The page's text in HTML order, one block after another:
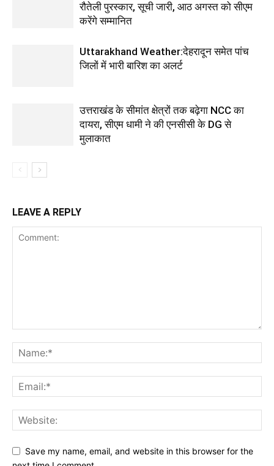
रौतेली पुरस्कार, सूची जारी, आठ अगस्त को सीएम
करेंगे सम्मानित
Uttarakhand Weather:देहरादून समेत पांच
जिलों में भारी बारिश का अलर्ट
उत्तराखंड के सीमांत क्षेत्रों तक बढ़ेगा NCC का
दायरा, सीएम धामी ने की एनसीसी के DG से
मुलाकात
LEAVE A REPLY
Save my name, email, and website in this browser for the